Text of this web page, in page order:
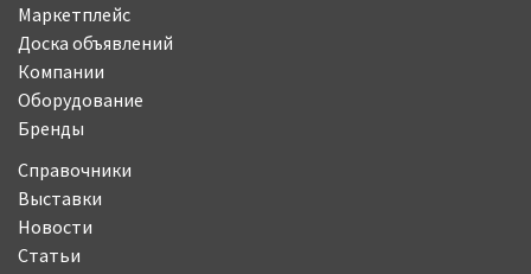
Маркетплейс
Доска объявлений
Компании
Оборудование
Бренды
Справочники
Выставки
Новости
Статьи